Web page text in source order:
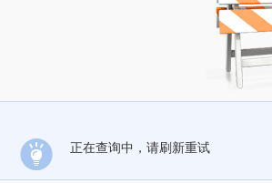
正在查询中，请刷新重试